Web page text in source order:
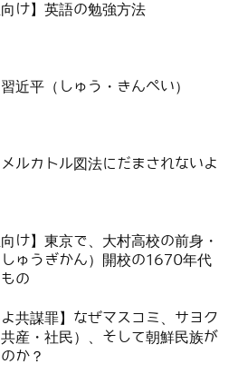
向け】英語の勉強方法
近平（しゅう・きんぺい）
メルカトル図法にだまされないよ
向け】東京で、大村高校の前身・
ゅうぎかん）開校の1670年代
の
よ共謀罪】なぜマスコミ、サヨク
共産・社民）、そして朝鮮民族が
か？